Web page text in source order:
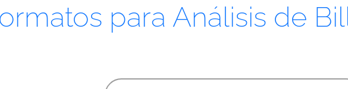
para Análisis de